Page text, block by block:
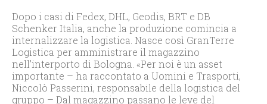
Dopo i casi di Fedex, DHL, Geodis, BRT e DB
Schenker Italia, anche la produzione comincia a
internalizzare la logistica. Nasce così GranTerre
Logistica per amministrare il magazzino
nell’interporto di Bologna. «Per noi è un asset
importante – ha raccontato a Uomini e Trasporti,
Niccolò Passerini, responsabile della logistica del
gruppo – Dal magazzino passano le leve del